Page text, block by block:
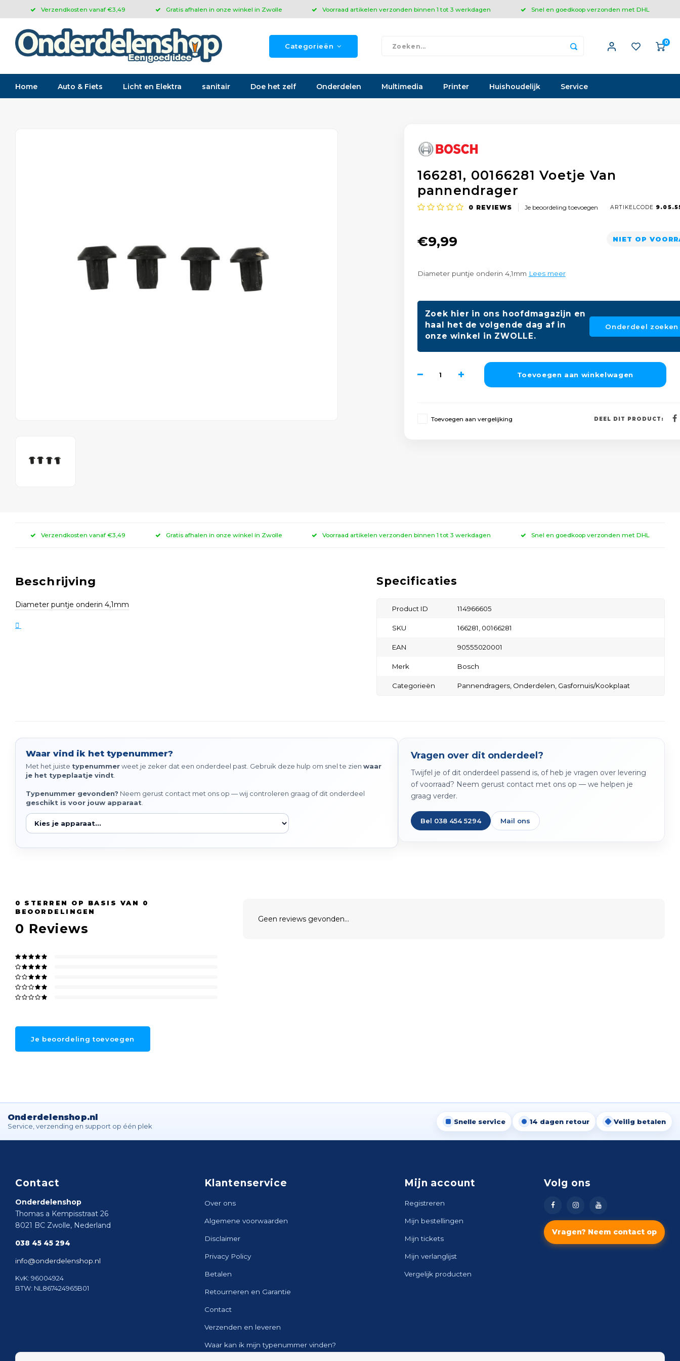
Verzendkosten vanaf €3,49 Gratis afhalen in onze winkel in Zwolle Voorraad artikelen verzonden binnen 1 tot 3 werkdagen Snel en goedkoop verzonden met DHL
Categorieën 0
Home Auto & Fiets Licht en Elektra sanitair Doe het zelf Onderdelen Multimedia Printer Huishoudelijk Service
166281, 00166281 Voetje Van
pannendrager
0 REVIEWS Je beoordeling toevoegen ARTIKELCODE
€9,99 NIET OP
Diameter puntje onderin 4,1mm Lees meer
Zoek hier in ons hoofdmagazijn en
haal het de volgende dag af in
onze winkel in ZWOLLE.
Onderdeel zoeken
Toevoegen aan winkelwagen
Toevoegen aan vergelijking DEEL DIT PRODUCT:
Verzendkosten vanaf €3,49 Gratis afhalen in onze winkel in Zwolle Voorraad artikelen verzonden binnen 1 tot 3 werkdagen Snel en goedkoop verzonden met DHL
Beschrijving
Diameter puntje onderin 4,1mm
Specificaties
Product ID 114966605
SKU 166281, 00166281
EAN 90555020001
Merk Bosch
Categorieën Pannendragers, Onderdelen, Gasfornuis/Kookplaat
Waar vind ik het typenummer?
Met het juiste typenummerweet je zeker dat een onderdeel past. Gebruik deze hulp om snel te zien waar
je het typeplaatje vindt
Typenummer gevonden? Neem gerust contact met ons op — wij controleren graag of dit onderdeel
geschikt is voor jouw apparaat
Vragen over dit onderdeel?
Twijfel je of dit onderdeel passend is, of heb je vragen over levering
of voorraad? Neem gerust contact met ons op — we helpen je
graag verder.
Bel 038 454 5294 Mail ons
0 STERREN OP BASIS VAN 0
BEOORDELINGEN
0 Reviews
Je beoordeling toevoegen
Geen reviews gevonden...
Onderdelenshop.nl
Service, verzending en support op één plek
Snelle service 14 dagen retour Veilig betalen
Contact
Onderdelenshop
Thomas a Kempisstraat 26
8021 BC Zwolle, Nederland
038 45 45 294
info@onderdelenshop.nl
KvK: 96004924
BTW: NL867424965B01
Klantenservice
Over ons
Algemene voorwaarden
Disclaimer
Privacy Policy
Betalen
Retourneren en Garantie
Contact
Verzenden en leveren
Waar kan ik mijn typenummer vinden?
Mijn account
Registreren
Mijn bestellingen
Mijn tickets
Mijn verlanglijst
Vergelijk producten
Volg ons
Vragen? Neem contact op